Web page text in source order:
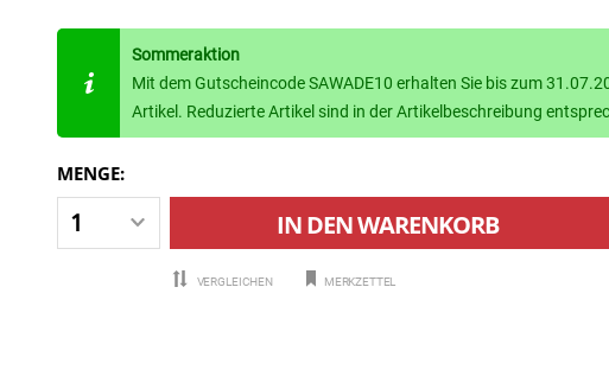
Sommeraktion
Mit dem Gutscheincode SAWADE10 erhalten Sie bis zum
Artikel. Reduzierte Artikel sind in der Artikelbeschreibung
MENGE:
IN DENWARENKORB
VERGLEICHEN MERKZETTEL